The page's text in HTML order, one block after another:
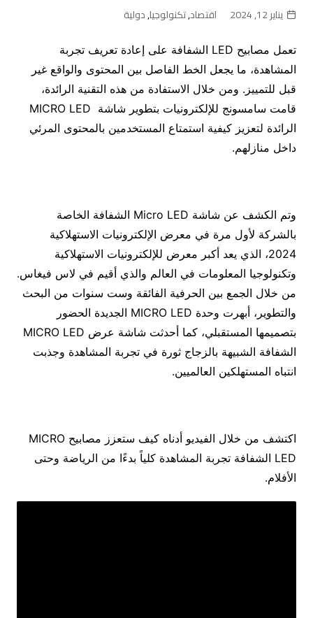
يناير 12, 2024 اقتصاد,تكنولوجيا,دولية
تعمل مصابيح LED الشفافة على إعادة تعريف تجربة
المشاهدة، ما يجعل الخط الفاصل بين المحتوى والواقع غير
قبل للتمييز. ومن خلال الاستفادة من هذه التقنية الرائدة،
قامت سامسونج للإلكترونيات بتطوير شاشة MICRO LED
الرائدة لتعزيز كيفية استمتاع المستخدمين بالمحتوى المرئي
داخل منازلهم.
وتم الكشف عن شاشة Micro LED الشفافة الخاصة
بالشركة لأول مرة في معرض الإلكترونيات الاستهلاكية
2024، الذي يعد أكبر معرض للإلكترونيات الاستهلاكية
وتكنولوجيا المعلومات في العالم والذي أقيم في لاس فيغاس.
من خلال الجمع بين الحرفية الفائقة وست سنوات من البحث
والتطوير، أبهرت وحدة MICRO LED الجديدة الحضور
بتصميمها المستقبلي، كما أحدثت شاشة عرض MICRO LED
الشفافة الشبيهة بالزجاج ثورة في تجربة المشاهدة وجذبت
انتباه المستهلكين العالميين.
اكتشف من خلال الفيديو أدناه كيف ستعزز مصابيح MICRO
LED الشفافة تجربة المشاهدة كلياً بدءًا من الرياضة وحتى
الأفلام.